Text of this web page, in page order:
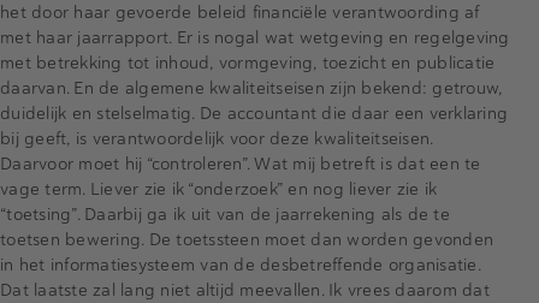
het door haar gevoerde beleid financiële verantwoording af
met haar jaarrapport. Er is nogal wat wetgeving en regelgeving
met betrekking tot inhoud, vormgeving, toezicht en publicatie
daarvan. En de algemene kwaliteitseisen zijn bekend: getrouw,
duidelijk en stelselmatig. De accountant die daar een verklaring
bij geeft, is verantwoordelijk voor deze kwaliteitseisen.
Daarvoor moet hij “controleren”. Wat mij betreft is dat een te
vage term. Liever zie ik “onderzoek” en nog liever zie ik
“toetsing”. Daarbij ga ik uit van de jaarrekening als de te
toetsen bewering. De toetssteen moet dan worden gevonden
in het informatiesysteem van de desbetreffende organisatie.
Dat laatste zal lang niet altijd meevallen. Ik vrees daarom dat